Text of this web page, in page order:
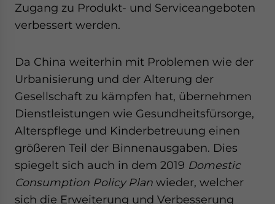
Zugang zu Produkt- und Serviceangeboten
verbessert werden.
Da China weiterhin mit Problemen wie der
Urbanisierung und der Alterung der
Gesellschaft zu kämpfen hat, übernehmen
Dienstleistungen wie Gesundheitsfürsorge,
Alterspflege und Kinderbetreuung einen
größeren Teil der Binnenausgaben. Dies
spiegelt sich auch in dem 2019 Domestic
Consumption Policy Plan wieder, welcher
sich die Erweiterung und Verbesserung